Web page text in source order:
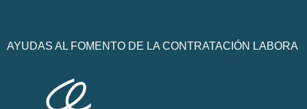
AYUDAS AL FOMENTO DE LA CONTRATACIÓN LABORA